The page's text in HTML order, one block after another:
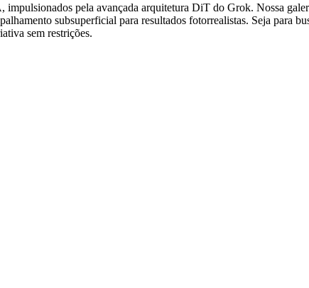
pela avançada arquitetura DiT do Grok. Nossa
subsuperficial para resultados fotorrealistas. Seja para
sem restrições.